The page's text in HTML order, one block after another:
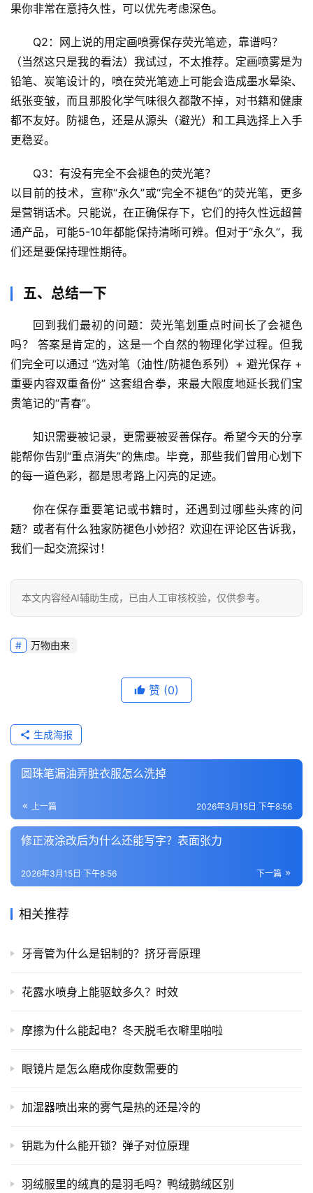
果你非常在意持久性，可以优先考虑深色。
Q2：网上说的用定画喷雾保存荧光笔迹，靠谱吗？
（当然这只是我的看法）我试过， 不太推荐。定画喷雾是为
铅笔、炭笔设计的，喷在荧光笔迹上可能会造成墨水晕染、
纸张变皱，而且那股化学气味很久都散不掉，对书籍和健康
都不友好。防褪色，还是从源头（避光）和工具选择上入手
更稳妥。
Q3：有没有完全不会褪色的荧光笔？
以目前的技术，宣称“永久”或“完全不褪色”的荧光笔，更多
是营销话术。只能说，在正确保存下，它们的持久性远超普
通产品，可能5-10年都能保持清晰可辨。但对于“永久”，我
们还是要保持理性期待。
五、总结一下
回到我们最初的问题： 荧光笔划重点时间长了会褪色
吗？
答案是肯定的，这是一个自然的物理化学过程。但我
们完全可以通过 “选对笔（油性/防褪色系列）+ 避光保存 +
重要内容双重备份” 这套组合拳，来最大限度地延长我们宝
贵笔记的“青春”。
知识需要被记录，更需要被妥善保存。希望今天的分享
能帮你告别“重点消失”的焦虑。毕竟，那些我们曾用心划下
的每一道色彩，都是思考路上闪亮的足迹。
你在保存重要笔记或书籍时，还遇到过哪些头疼的问
题？或者有什么独家防褪色小妙招？欢迎在评论区告诉我，
我们一起交流探讨！
本文内容经AI辅助生成，已由人工审核校验，仅供参考。
万物由来
赞 (0)
生成海报
圆珠笔漏油弄脏衣服怎么洗掉
上一篇 2026年3月15日 下午8:56
修正液涂改后为什么还能写字？表面张力
下一篇
2026年3月15日 下午8:56
相关推荐
牙膏管为什么是铝制的？挤牙膏原理
花露水喷身上能驱蚊多久？时效
摩擦为什么能起电？冬天脱毛衣噼里啪啦
眼镜片是怎么磨成你度数需要的
加湿器喷出来的雾气是热的还是冷的
钥匙为什么能开锁？弹子对位原理
羽绒服里的绒真的是羽毛吗？鸭绒鹅绒区别